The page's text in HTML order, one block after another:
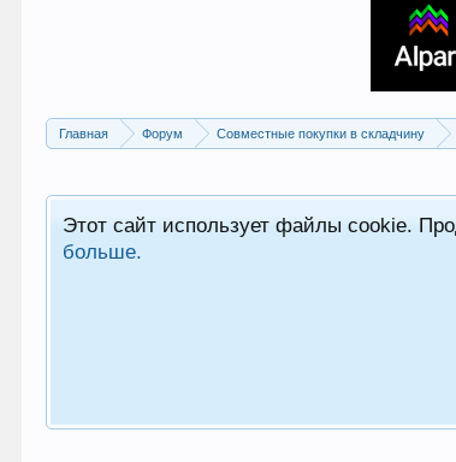
Главная Форум Совместные покупки в складчину
Этот сайт использует файлы cookie.
больше.